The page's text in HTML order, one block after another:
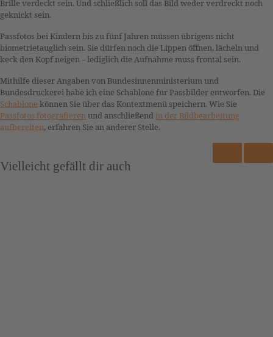
Brille verdeckt sein. Und schließlich soll das Bild weder verdreckt noch
geknickt sein.
Passfotos bei Kindern bis zu fünf Jahren müssen übrigens nicht
biometrietauglich sein. Sie dürfen noch die Lippen öffnen, lächeln und
keck den Kopf neigen – lediglich die Aufnahme muss frontal sein.
Mithilfe dieser Angaben von Bundesinnenministerium und
Bundesdruckerei habe ich eine Schablone für Passbilder entworfen. Die
Schablone können Sie über das Kontextmenü speichern. Wie Sie
Passfotos fotografierenund anschließendin der Bildbearbeitung
aufbereiten, erfahren Sie an anderer Stelle.
Vielleicht gefällt dir auch